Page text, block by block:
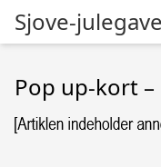
Sjove-
Pop up-kort